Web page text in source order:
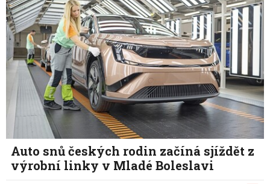
Auto snů českých rodin začíná sjíždět z
výrobní linky v Mladé Boleslavi